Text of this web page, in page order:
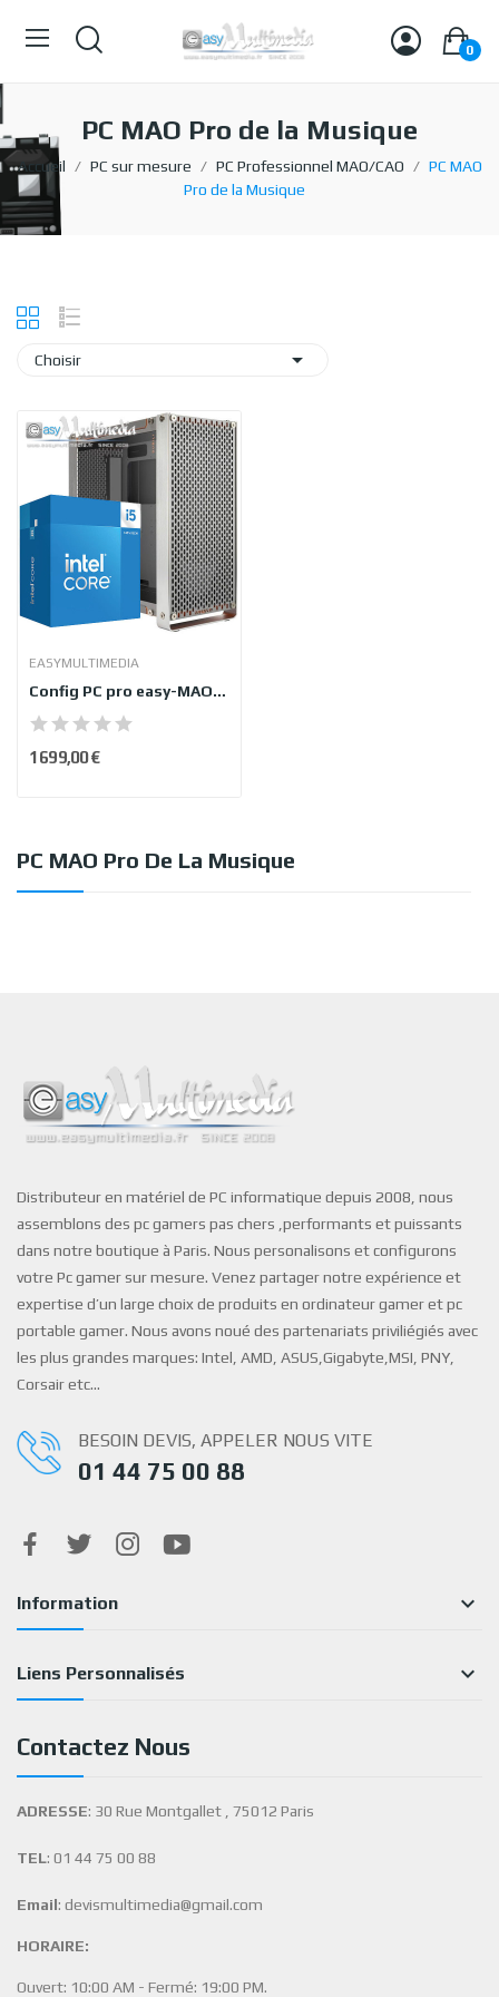
0
PC MAO Pro de la Musique
Accueil PC sur mesure PC Professionnel MAO/CAO
PC MAO
Pro de la Musique
PC MAO Pro De La Musique
Choisir 
EASYMULTIMEDIA
Config PC pro easy-MAO musique
1 699,00 €
Distributeur en matériel de PC informatique depuis 2008, nous
assemblons des pc gamers pas chers ,performants et puissants
dans notre boutique à Paris. Nous personalisons et configurons
votre Pc gamer sur mesure. Venez partager notre expérience et
expertise d’un large choix de produits en ordinateur gamer et pc
portable gamer. Nous avons noué des partenariats priviliégiés avec
les plus grandes marques: Intel, AMD, ASUS,Gigabyte,MSI, PNY,
Corsair etc…
BESOIN DEVIS, APPELER NOUS VITE
01 44 75 00 88
Information 
Liens Personnalisés 
Contactez Nous
ADRESSE: 30 Rue Montgallet , 75012 Paris
TEL: 01 44 75 00 88
Email: devismultimedia@gmail.com
HORAIRE:
Ouvert: 10:00 AM - Fermé: 19:00 PM.